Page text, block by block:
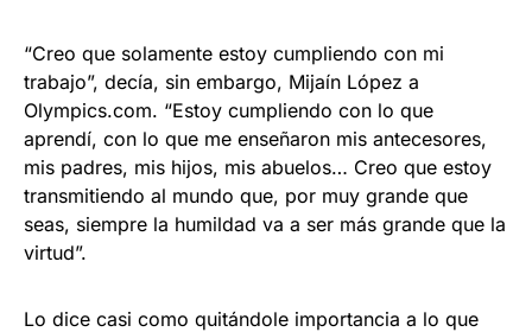
“Creo que solamente estoy cumpliendo con mi
trabajo”, decía, sin embargo, Mijaín López a
Olympics.com. “Estoy cumpliendo con lo que
aprendí, con lo que me enseñaron mis antecesores,
mis padres, mis hijos, mis abuelos… Creo que estoy
transmitiendo al mundo que, por muy grande que
seas, siempre la humildad va a ser más grande que la
virtud”.
Lo dice casi como quitándole importancia a lo que